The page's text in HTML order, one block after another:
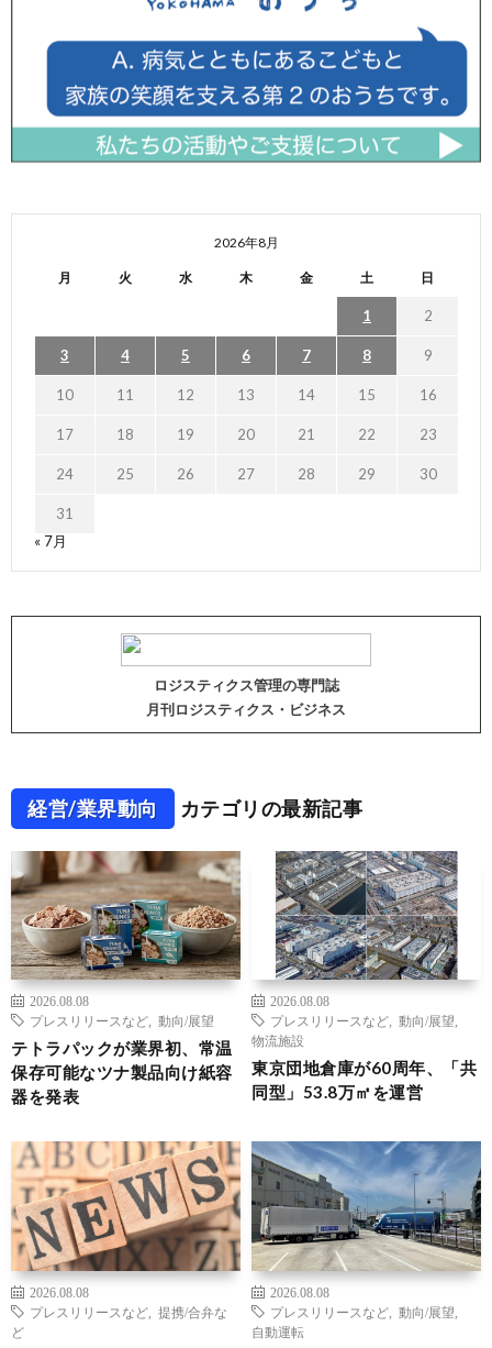
2026年8月
月 火 水 木 金 土 日
1 2
3 4 5 6 7 8 9
10 11 12 13 14 15 16
17 18 19 20 21 22 23
24 25 26 27 28 29 30
31
« 7月
ロジスティクス管理の専門誌
月刊ロジスティクス・ビジネス
経営/業界動向 カテゴリの最新記事
2026.08.08
プレスリリースなど
動向/展望
テトラパックが業界初、常温
保存可能なツナ製品向け紙容
器を発表
2026.08.08
プレスリリースなど
動向/展望
物流施設
東京団地倉庫が60周年、「共
同型」53.8万㎡を運営
2026.08.08
プレスリリースなど
提携/合弁な
ど
2026.08.08
プレスリリースなど
動向/展望
自動運転